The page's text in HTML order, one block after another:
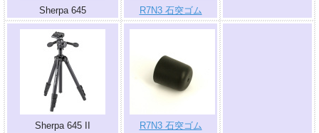
Sherpa 645 R7N3 石突ゴム
Sherpa 645 II R7N3 石突ゴム